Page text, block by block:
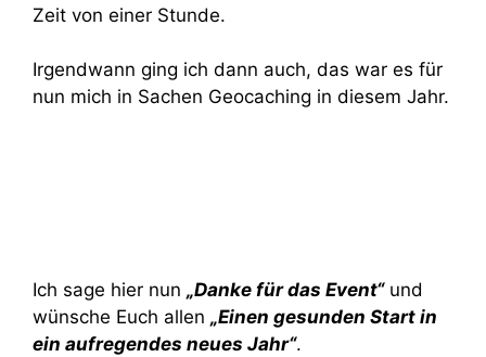
Zeit von einer Stunde.
Irgendwann ging ich dann auch, das war es für
nun mich in Sachen Geocaching in diesem Jahr.
Ich sage hier nun „Danke für das Event“und
wünsche Euch allen „Einen gesunden Start in
ein aufregendes neues Jahr“.